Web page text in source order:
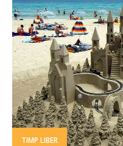
TIMP LIBER